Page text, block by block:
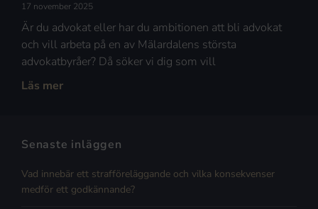
17 november 2025
Är du advokat eller har du ambitionen att bli advokat
och vill arbeta på en av Mälardalens största
advokatbyråer? Då söker vi dig som vill
Läs mer
Senaste inläggen
Vad innebär ett strafföreläggande och vilka konsekvenser
medför ett godkännande?